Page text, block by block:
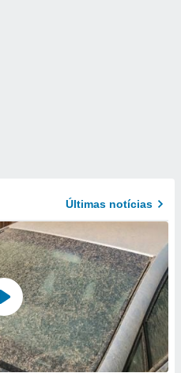
Últimas notícias